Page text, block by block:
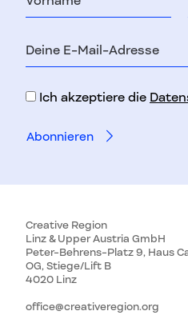
Mail-
Ich akzeptiere die
Creative Region
Linz & Upper Austria GmbH
Peter-Behrens-Platz 9, Haus
OG, Stiege/Lift B
4020 Linz
office@creativeregion.org